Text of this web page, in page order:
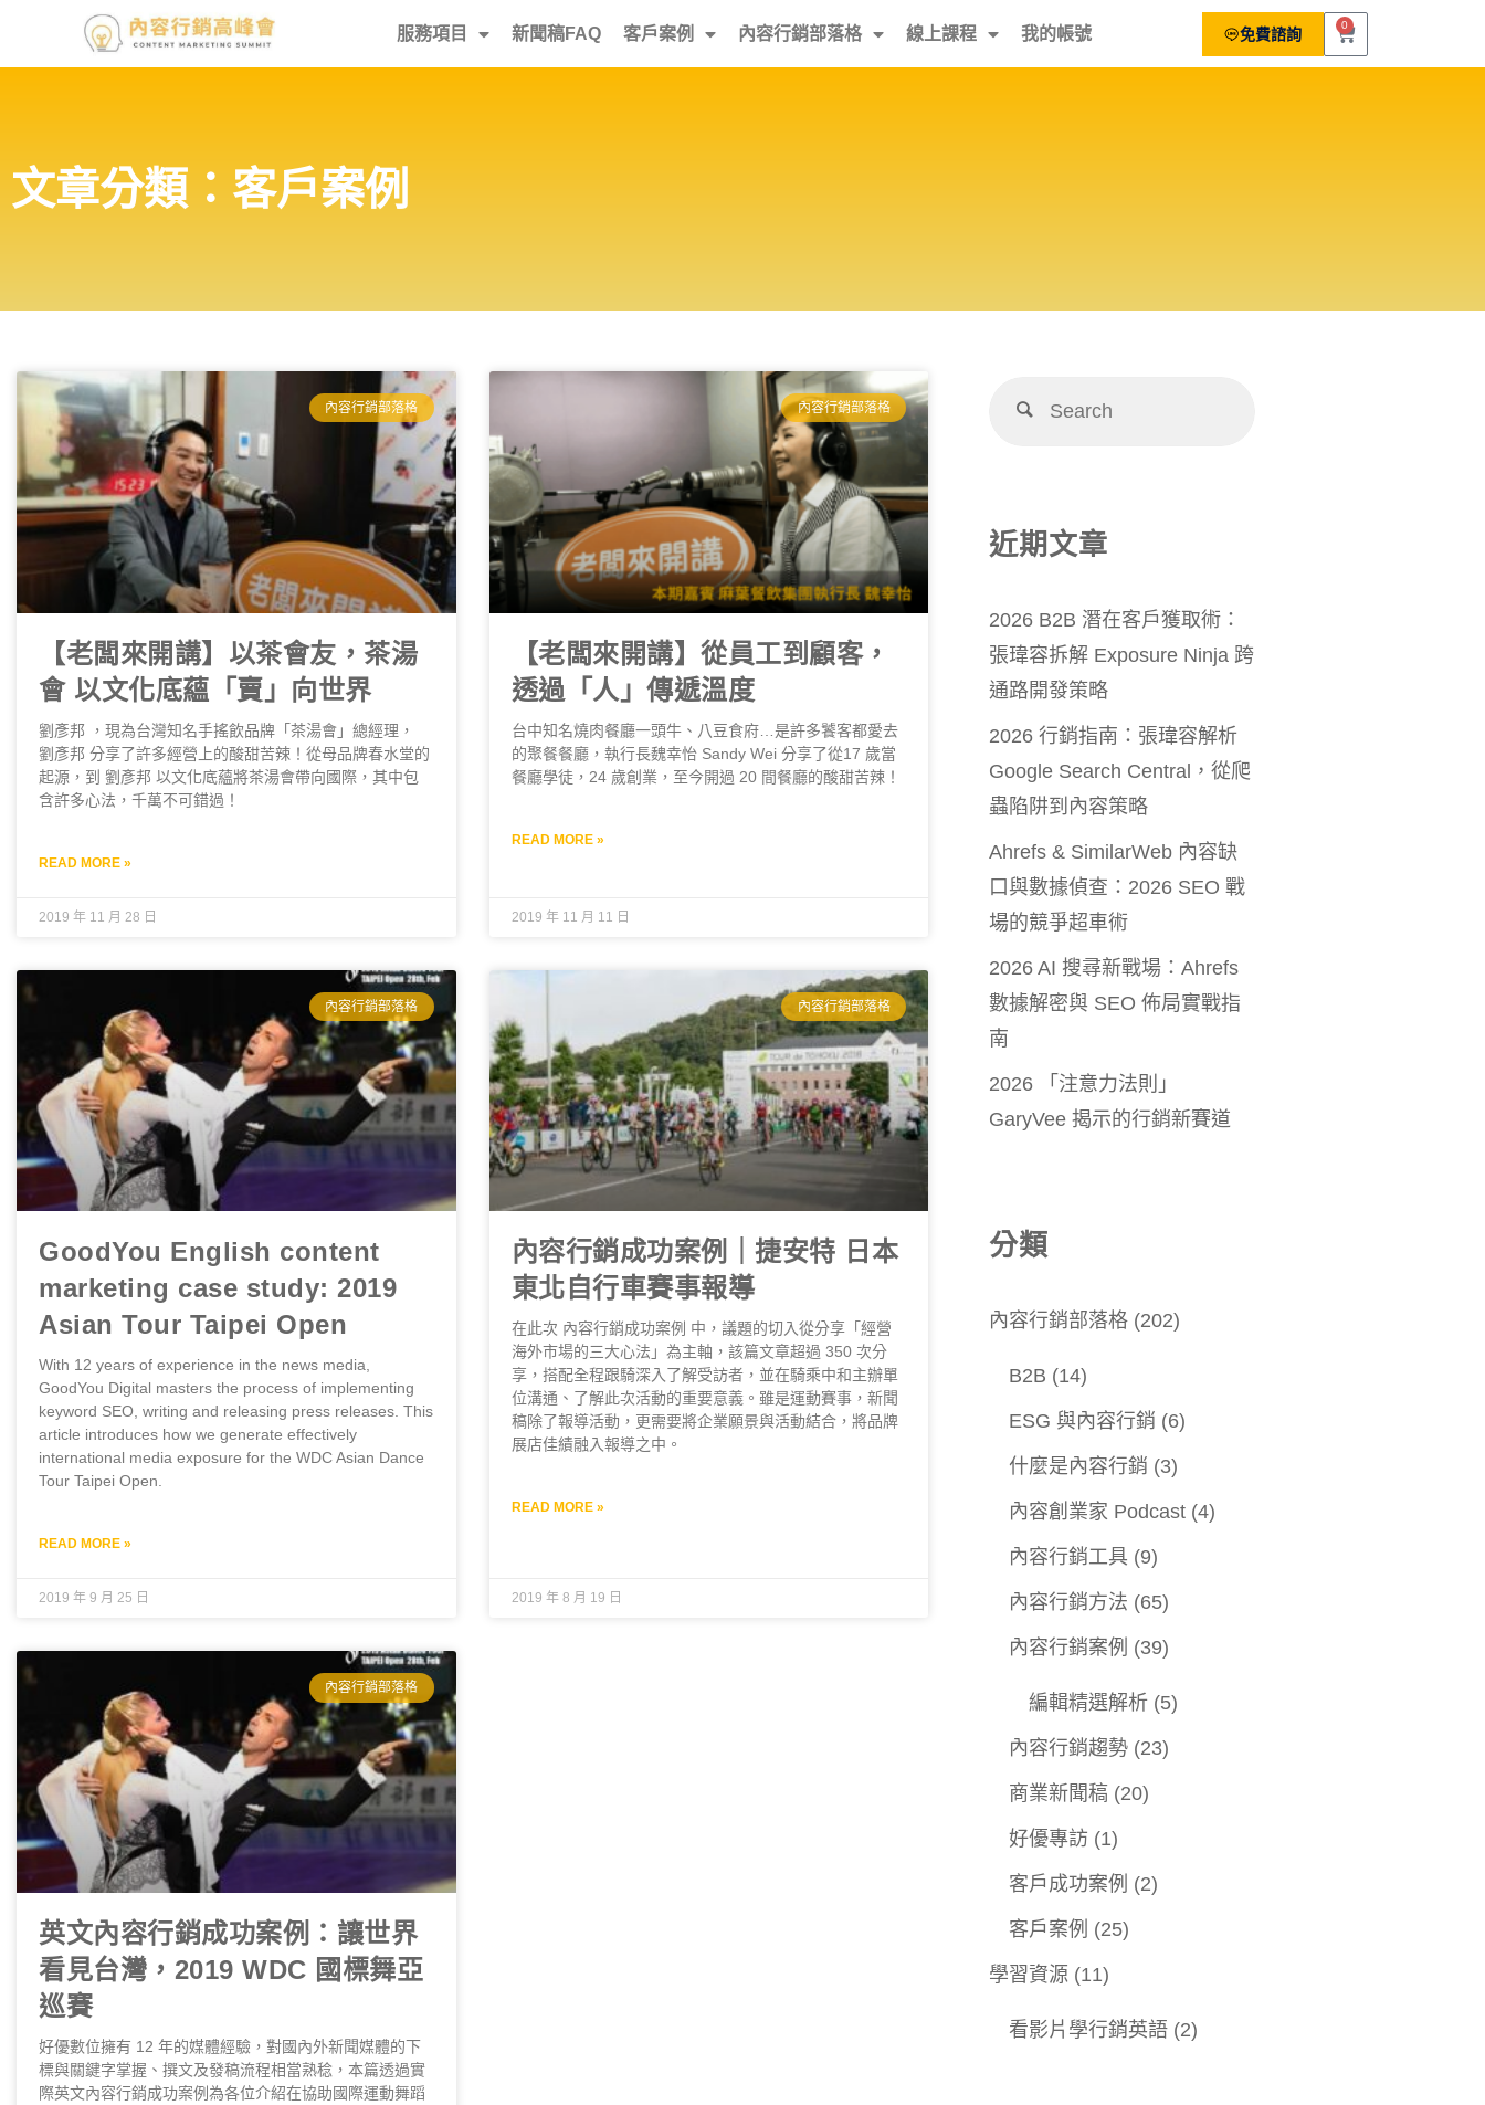
服務項目 新聞稿FAQ 客戶案例 內容行銷部落格 線上課程 我的帳號 免費諮詢
0
文章分類：客戶案例
內容行銷部落格
【老闆來開講】以茶會友，茶湯
會 以文化底蘊「賣」向世界
劉彥邦 ，現為台灣知名手搖飲品牌「茶湯會」總經理，
劉彥邦 分享了許多經營上的酸甜苦辣！從母品牌春水堂的
起源，到 劉彥邦 以文化底蘊將茶湯會帶向國際，其中包
含許多心法，千萬不可錯過！
READ MORE »
2019 年 11 月 28 日
內容行銷部落格
【老闆來開講】從員工到顧客，
透過「人」傳遞溫度
台中知名燒肉餐廳一頭牛、八豆食府…是許多饕客都愛去
的聚餐餐廳，執行長魏幸怡 Sandy Wei 分享了從17 歲當
餐廳學徒，24 歲創業，至今開過 20 間餐廳的酸甜苦辣！
READ MORE »
2019 年 11 月 11 日
內容行銷部落格
GoodYou English content
marketing case study: 2019
Asian Tour Taipei Open
With 12 years of experience in the news media,
GoodYou Digital masters the process of implementing
keyword SEO, writing and releasing press releases. This
article introduces how we generate effectively
international media exposure for the WDC Asian Dance
Tour Taipei Open.
READ MORE »
2019 年 9 月 25 日
內容行銷部落格
內容行銷成功案例｜捷安特 日本
東北自行車賽事報導
在此次 內容行銷成功案例 中，議題的切入從分享「經營
海外市場的三大心法」為主軸，該篇文章超過 350 次分
享，搭配全程跟騎深入了解受訪者，並在騎乘中和主辦單
位溝通、了解此次活動的重要意義。雖是運動賽事，新聞
稿除了報導活動，更需要將企業願景與活動結合，將品牌
展店佳績融入報導之中。
READ MORE »
2019 年 8 月 19 日
內容行銷部落格
英文內容行銷成功案例：讓世界
看見台灣，2019 WDC 國標舞亞
巡賽
好優數位擁有 12 年的媒體經驗，對國內外新聞媒體的下
標與關鍵字掌握、撰文及發稿流程相當熟稔，本篇透過實
際英文內容行銷成功案例為各位介紹在協助國際運動舞蹈
近期文章
2026 B2B 潛在客戶獲取術：
張瑋容拆解 Exposure Ninja 跨
通路開發策略
2026 行銷指南：張瑋容解析
Google Search Central，從爬
蟲陷阱到內容策略
Ahrefs & SimilarWeb 內容缺
口與數據偵查：2026 SEO 戰
場的競爭超車術
2026 AI 搜尋新戰場：Ahrefs
數據解密與 SEO 佈局實戰指
南
2026 「注意力法則」
GaryVee 揭示的行銷新賽道
分類
內容行銷部落格 (202)
B2B (14)
ESG 與內容行銷 (6)
什麼是內容行銷 (3)
內容創業家 Podcast (4)
內容行銷工具 (9)
內容行銷方法 (65)
內容行銷案例 (39)
編輯精選解析 (5)
內容行銷趨勢 (23)
商業新聞稿 (20)
好優專訪 (1)
客戶成功案例 (2)
客戶案例 (25)
學習資源 (11)
看影片學行銷英語 (2)